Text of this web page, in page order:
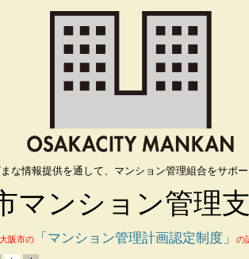
な情報提供を通して、マンション管理組合をサポ
マンション管理
阪市の 「マンション管理計画認定制度」
の